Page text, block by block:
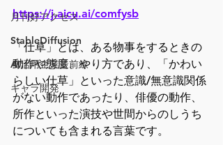
月刊好アクセス
StableDiffusion
AI活用企業最前線
キャラ開発
https://j.aicu.ai/comfysb
「仕草」とは、ある物事をするときの
動作や態度、やり方であり、「かわい
らしい仕草」といった意識/無意識関係
がない動作であったり、俳優の動作、
所作といった演技や世間からのしうち
についても含まれる言葉です。